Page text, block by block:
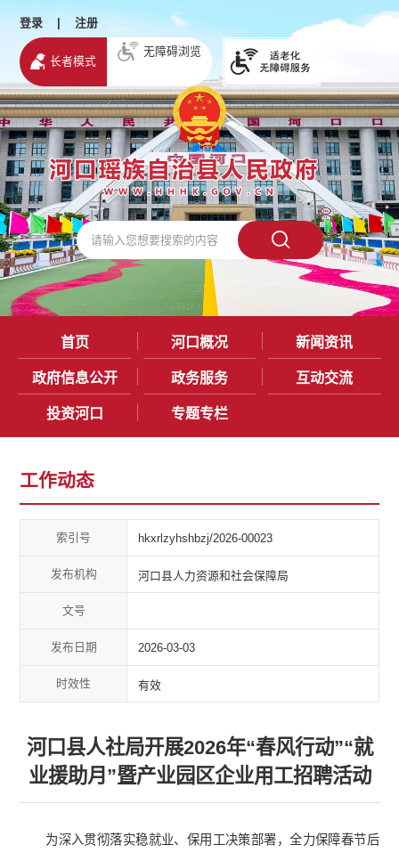
登录 | 注册
长者模式
无障碍浏览
首页 河口概况 新闻资讯
政府信息公开 政务服务 互动交流
投资河口 专题专栏
工作动态
索引号 hkxrlzyhshbzj/2026-00023
发布机构 河口县人力资源和社会保障局
文号
发布日期 2026-03-03
时效性 有效
河口县人社局开展2026年“春风行动”“就
业援助月”暨产业园区企业用工招聘活动
为深入贯彻落实稳就业、保用工决策部署，全力保障春节后